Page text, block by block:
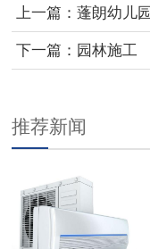
上一篇： 蓬朗幼儿园
下一篇： 园林施工
推荐新闻